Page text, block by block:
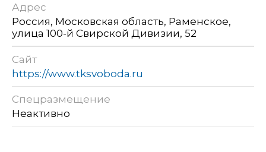
Адрес
Россия, Московская область, Раменское,
улица 100-й Свирской Дивизии, 52
Сайт
https://www.tksvoboda.ru
Спецразмещение
Неактивно